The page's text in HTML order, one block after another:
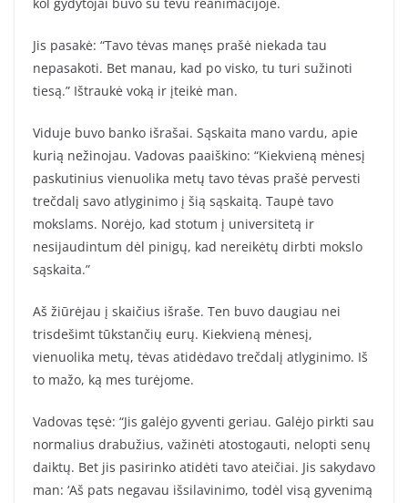
kol gydytojai buvo su tėvu reanimacijoje.
Jis pasakė: “Tavo tėvas manęs prašė niekada tau
nepasakoti. Bet manau, kad po visko, tu turi sužinoti
tiesą.” Ištraukė voką ir įteikė man.
Viduje buvo banko išrašai. Sąskaita mano vardu, apie
kurią nežinojau. Vadovas paaiškino: “Kiekvieną mėnesį
paskutinius vienuolika metų tavo tėvas prašė pervesti
trečdalį savo atlyginimo į šią sąskaitą. Taupė tavo
mokslams. Norėjo, kad stotum į universitetą ir
nesijaudintum dėl pinigų, kad nereikėtų dirbti mokslo
sąskaita.”
Aš žiūrėjau į skaičius išraše. Ten buvo daugiau nei
trisdešimt tūkstančių eurų. Kiekvieną mėnesį,
vienuolika metų, tėvas atidėdavo trečdalį atlyginimo. Iš
to mažo, ką mes turėjome.
Vadovas tęsė: “Jis galėjo gyventi geriau. Galėjo pirkti sau
normalius drabužius, važinėti atostogauti, nelopti senų
daiktų. Bet jis pasirinko atidėti tavo ateičiai. Jis sakydavo
man: ‘Aš pats negavau išsilavinimo, todėl visą gyvenimą